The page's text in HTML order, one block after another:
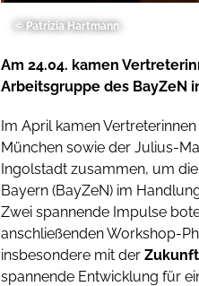
© Patrizia Hartmann
Am 24.04. kamen
Arbeitsgruppe des BayZeN
Im April kamen
München sowie der Julius-
Ingolstadt zusammen, um
Bayern (BayZeN) im
Zwei spannende Impulse
anschließenden Workshop-
insbesondere mit der
spannende Entwicklung für